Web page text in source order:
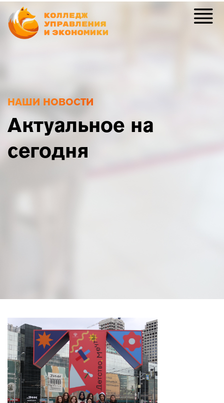
НАШИ НОВОСТИ
Актуальное на
сегодня